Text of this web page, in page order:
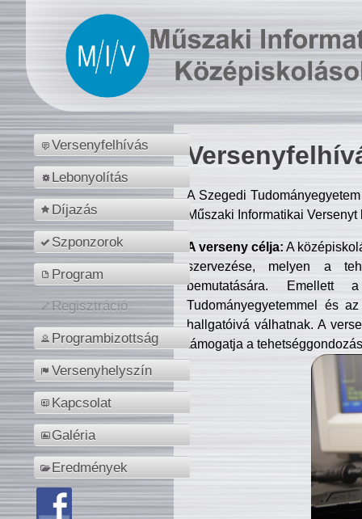
Versenyfelhívás
Lebonyolítás
Díjazás
Szponzorok
Program
Regisztráció
Programbizottság
Versenyhelyszín
Kapcsolat
Galéria
Eredmények
A Szegedi
Műszaki Informatikai
A verseny célja: A
szervezése, melyen a
bemutatására. Emellett
Tudományegyetemmel és
hallgatóivá válhatnak. A
támogatja a